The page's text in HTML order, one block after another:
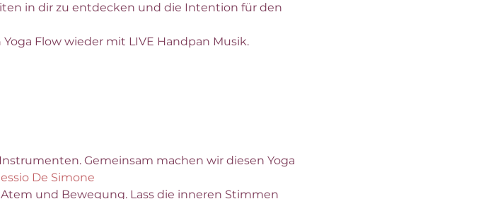
in dir zu entdecken und die Intention für den
Flow wieder mit LIVE Handpan Musik.
De Simone
und Bewegung. Lass die inneren Stimmen